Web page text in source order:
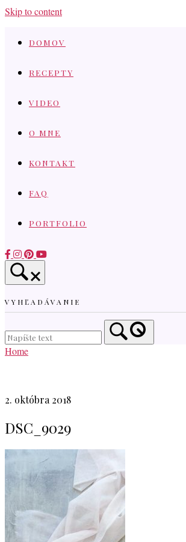
Skip to content
DOMOV
RECEPTY
VIDEO
O MNE
KONTAKT
FAQ
PORTFOLIO
VYHĽADÁVANIE
Home
2. októbra 2018
DSC_9029